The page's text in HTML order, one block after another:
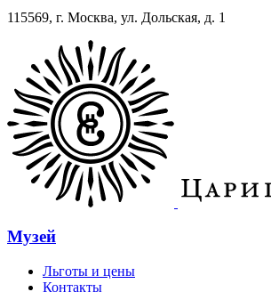
115569, г. Москва, ул. Дольская, д. 1
Музей
Льготы и цены
Контакты